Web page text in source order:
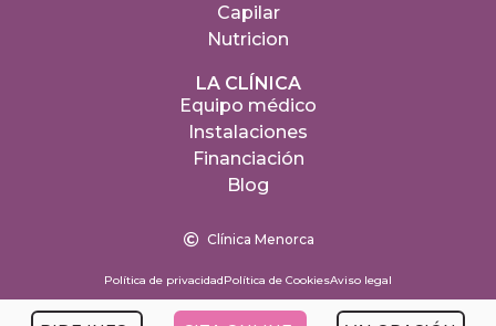
Capilar
Nutricion
LA CLÍNICA
Equipo médico
Instalaciones
Financiación
Blog
Clínica Menorca
Política de privacidadPolítica de CookiesAviso legal